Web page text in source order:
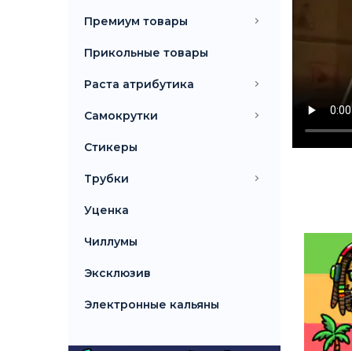
Премиум товары
Прикольные товары
Раста атрибутика
Самокрутки
Стикеры
Трубки
Уценка
Чиллумы
Эксклюзив
Электронные кальяны